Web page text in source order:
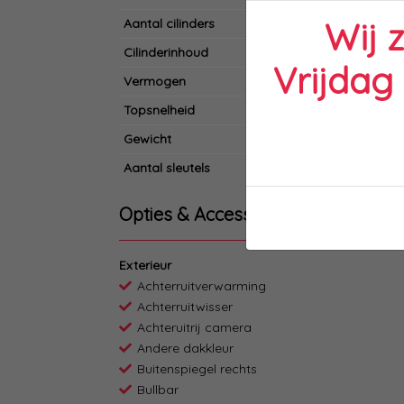
Aantal cilinders
Cilinderinhoud
Vermogen
Topsnelheid
Gewicht
Aantal sleutels
Opties & Accessoires
Exterieur
Achterruitverwarming
Achterruitwisser
Achteruitrij camera
Andere dakkleur
Buitenspiegel rechts
Bullbar
Wij
Vrijdag